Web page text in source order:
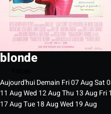
blonde
Aujourd'huiDemain Fri07AugSat
11 AugWed 12AugThu 13Aug Fri
17AugTue18AugWed 19Aug